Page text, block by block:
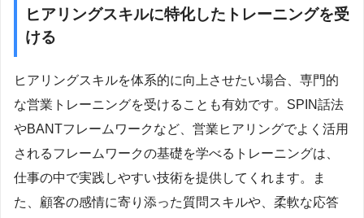
ヒアリングスキルに特化したトレーニングを受
ける
ヒアリングスキルを体系的に向上させたい場合、専門的
な営業トレーニングを受けることも有効です。SPIN話法
やBANTフレームワークなど、営業ヒアリングでよく活用
されるフレームワークの基礎を学べるトレーニングは、
仕事の中で実践しやすい技術を提供してくれます。ま
た、顧客の感情に寄り添った質問スキルや、柔軟な応答